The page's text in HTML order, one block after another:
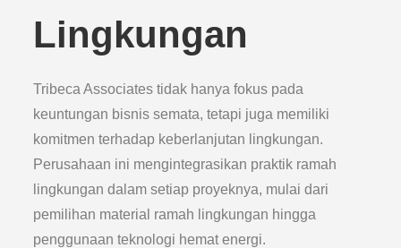
Lingkungan
Tribeca Associates tidak hanya fokus pada
keuntungan bisnis semata, tetapi juga memiliki
komitmen terhadap keberlanjutan lingkungan.
Perusahaan ini mengintegrasikan praktik ramah
lingkungan dalam setiap proyeknya, mulai dari
pemilihan material ramah lingkungan hingga
penggunaan teknologi hemat energi.